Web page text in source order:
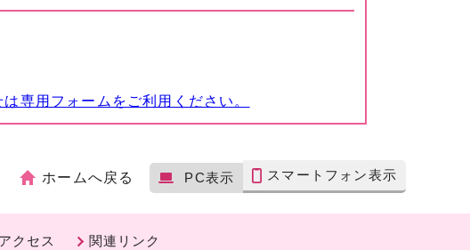
専用フォームをご利用ください。
ホームへ戻る PC表示 スマートフォン表示
クセス 関連リンク